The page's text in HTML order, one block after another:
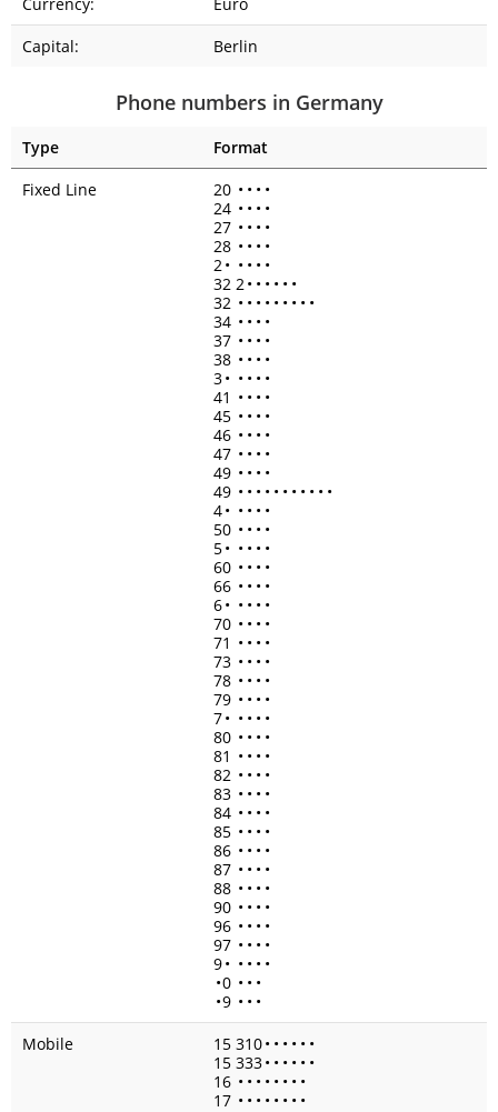
Capital:
Berlin
Phone numbers in Germany
Type
Format
Fixed Line
20 • • • •
24 • • • •
27 • • • •
28 • • • •
2• • • • •
32 2• • • • • •
32 • • • • • • • • •
34 • • • •
37 • • • •
38 • • • •
3• • • • •
41 • • • •
45 • • • •
46 • • • •
47 • • • •
49 • • • •
49 • • • • • • • • • • •
4• • • • •
50 • • • •
5• • • • •
60 • • • •
66 • • • •
6• • • • •
70 • • • •
71 • • • •
73 • • • •
78 • • • •
79 • • • •
7• • • • •
80 • • • •
81 • • • •
82 • • • •
83 • • • •
84 • • • •
85 • • • •
86 • • • •
87 • • • •
88 • • • •
90 • • • •
96 • • • •
97 • • • •
9• • • • •
•0 • • •
•9 • • •
Mobile
15 310• • • • • •
15 333• • • • • •
16 • • • • • • • •
17 • • • • • • • •